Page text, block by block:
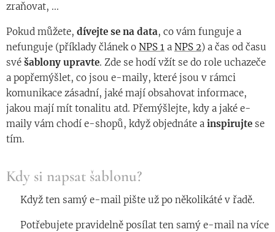
zraňovat, ...
Pokud můžete, dívejte se na data, co vám funguje a
nefunguje (příklady článek o NPS 1 a NPS 2) a čas od času
své šablony upravte. Zde se hodí vžít se do role uchazeče
a popřemýšlet, co jsou e-maily, které jsou v rámci
komunikace zásadní, jaké mají obsahovat informace,
jakou mají mít tonalitu atd. Přemýšlejte, kdy a jaké e-
maily vám chodí e-shopů, když objednáte a inspirujte se
tím.
Kdy si napsat šablonu?
◾️ Když ten samý e-mail pište už po několikáté v řadě.
◾️ Potřebujete pravidelně posílat ten samý e-mail na více